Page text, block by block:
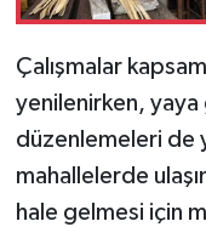
Çalışmalar
yenilenirken, yaya
düzenlemeleri de
mahallelerde
hale gelmesi için